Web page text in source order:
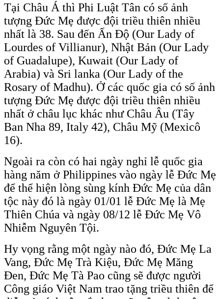
Tại Châu Á thì Phi Luật Tân có số ảnh
tượng Đức Mẹ được đội triều thiên nhiều
nhất là 38. Sau đến Ấn Độ (Our Lady of
Lourdes of Villianur), Nhật Bản (Our Lady
of Guadalupe), Kuwait (Our Lady of
Arabia) và Sri lanka (Our Lady of the
Rosary of Madhu). Ở các quốc gia có số ảnh
tượng Đức Mẹ được đội triều thiên nhiều
nhất ở châu lục khác như Châu Âu (Tây
Ban Nha 89, Italy 42), Châu Mỹ (Mexicô
16).
Ngoài ra còn có hai ngày nghỉ lễ quốc gia
hàng năm ở Philippines vào ngày lễ Đức Mẹ
để thể hiện lòng sùng kính Đức Mẹ của dân
tộc này đó là ngày 01/01 lễ Đức Mẹ là Mẹ
Thiên Chúa và ngày 08/12 lễ Đức Mẹ Vô
Nhiễm Nguyên Tội.
Hy vọng rằng một ngày nào đó, Đức Mẹ La
Vang, Đức Mẹ Trà Kiệu, Đức Mẹ Măng
Đen, Đức Mẹ Tà Pao cũng sẽ được người
Công giáo Việt Nam trao tặng triều thiên để